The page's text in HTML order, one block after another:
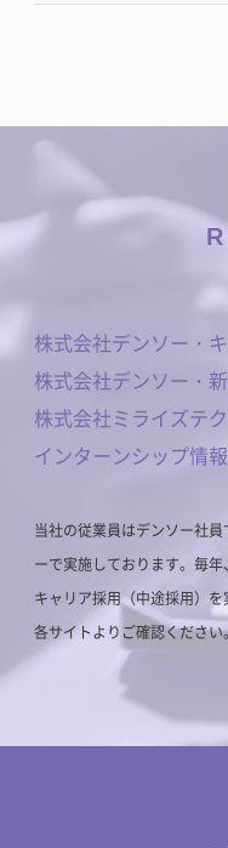
株式会社デンソー・
株式会社デンソー・
株式会社ミライズテ
インターンシップ情報
当社の従業員はデンソー社
ーで実施しております。毎
キャリア採用（中途採用）
各サイトよりご確認ください